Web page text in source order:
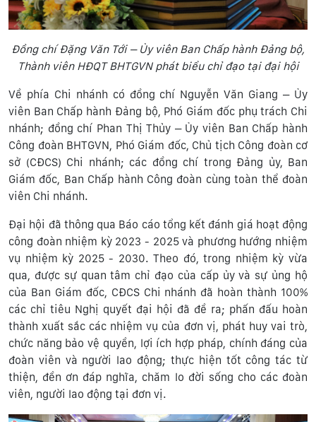
Đồng chí Đặng Văn Tới – Ủy viên Ban Chấp hành Đảng bộ,
Thành viên HĐQT BHTGVN phát biểu chỉ đạo tại đại hội
Về phía Chi nhánh có đồng chí Nguyễn Văn Giang – Ủy
viên Ban Chấp hành Đảng bộ, Phó Giám đốc phụ trách Chi
nhánh; đồng chí Phan Thị Thủy – Ủy viên Ban Chấp hành
Công đoàn BHTGVN, Phó Giám đốc, Chủ tịch Công đoàn cơ
sở (CĐCS) Chi nhánh; các đồng chí trong Đảng ủy, Ban
Giám đốc, Ban Chấp hành Công đoàn cùng toàn thể đoàn
viên Chi nhánh.
Đại hội đã thông qua Báo cáo tổng kết đánh giá hoạt động
công đoàn nhiệm kỳ 2023 - 2025 và phương hướng nhiệm
vụ nhiệm kỳ 2025 - 2030. Theo đó, trong nhiệm kỳ vừa
qua, được sự quan tâm chỉ đạo của cấp ủy và sự ủng hộ
của Ban Giám đốc, CĐCS Chi nhánh đã hoàn thành 100%
các chỉ tiêu Nghị quyết đại hội đã đề ra; phấn đấu hoàn
thành xuất sắc các nhiệm vụ của đơn vị, phát huy vai trò,
chức năng bảo vệ quyền, lợi ích hợp pháp, chính đáng của
đoàn viên và người lao động; thực hiện tốt công tác từ
thiện, đền ơn đáp nghĩa, chăm lo đời sống cho các đoàn
viên, người lao động tại đơn vị.